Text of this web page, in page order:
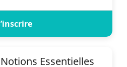
Essentielles